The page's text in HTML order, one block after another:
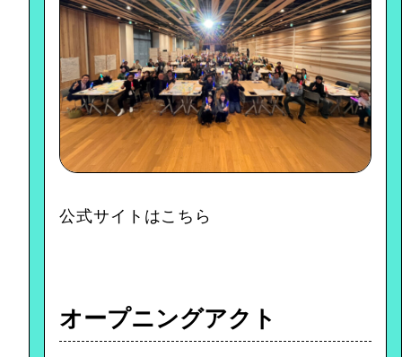
公式サイトはこちら
オープニングアクト